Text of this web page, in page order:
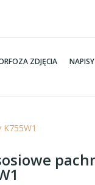
ZDJĘCIA NAPISY